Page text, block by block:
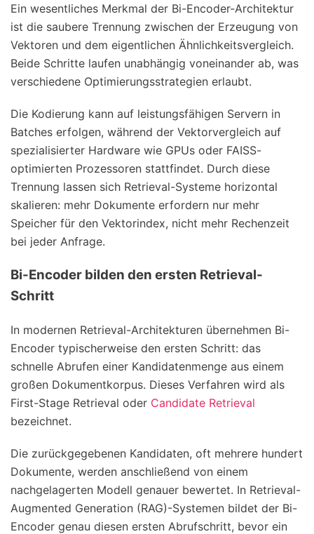
Ein wesentliches Merkmal der Bi-Encoder-Architektur
ist die saubere Trennung zwischen der Erzeugung von
Vektoren und dem eigentlichen Ähnlichkeitsvergleich.
Beide Schritte laufen unabhängig voneinander ab, was
verschiedene Optimierungsstrategien erlaubt.
Die Kodierung kann auf leistungsfähigen Servern in
Batches erfolgen, während der Vektorvergleich auf
spezialisierter Hardware wie GPUs oder FAISS-
optimierten Prozessoren stattfindet. Durch diese
Trennung lassen sich Retrieval-Systeme horizontal
skalieren: mehr Dokumente erfordern nur mehr
Speicher für den Vektorindex, nicht mehr Rechenzeit
bei jeder Anfrage.
Bi-Encoder bilden den ersten Retrieval-
Schritt
In modernen Retrieval-Architekturen übernehmen Bi-
Encoder typischerweise den ersten Schritt: das
schnelle Abrufen einer Kandidatenmenge aus einem
großen Dokumentkorpus. Dieses Verfahren wird als
First-Stage Retrieval oder Candidate Retrieval
bezeichnet.
Die zurückgegebenen Kandidaten, oft mehrere hundert
Dokumente, werden anschließend von einem
nachgelagerten Modell genauer bewertet. In Retrieval-
Augmented Generation (RAG)-Systemen bildet der Bi-
Encoder genau diesen ersten Abrufschritt, bevor ein